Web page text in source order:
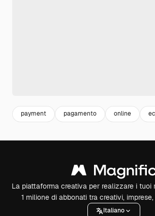
payment pagamento online
La piattaforma creativa per realizzare i tuoi
1 milione di abbonati tra creativi,
Italiano